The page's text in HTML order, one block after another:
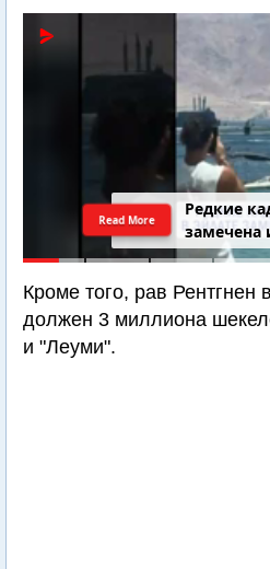
Редкие
замечена
Read More
Кроме того, рав Рентгнен
должен 3 миллиона
и "Леуми".